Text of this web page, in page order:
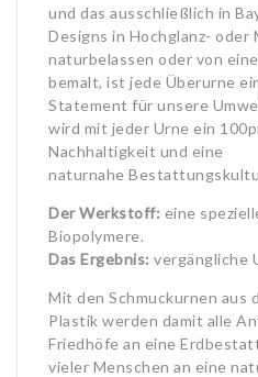
und das ausschließlich in
Designs in Hochglanz- oder
naturbelassen oder von
bemalt, ist jede Überurne
Statement für unsere
wird mit jeder Urne ein
Nachhaltigkeit und eine
naturnahe
Der Werkstoff: eine
Biopolymere.
Das Ergebnis: vergängliche
Mit den Schmuckurnen aus
Plastik werden damit alle
Friedhöfe an eine
vieler Menschen an eine